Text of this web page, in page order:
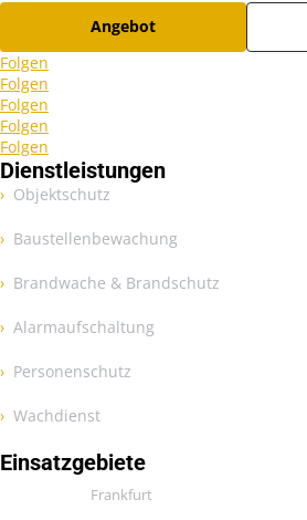
Angebot
Folgen
Folgen
Folgen
Folgen
Folgen
Dienstleistungen
Objektschutz
Baustellenbewachung
Brandwache & Brandschutz
Alarmaufschaltung
Personenschutz
Wachdienst
Einsatzgebiete
Frankfurt